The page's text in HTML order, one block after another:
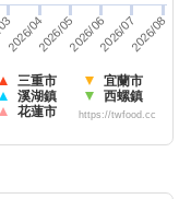
三重市
宜蘭市
溪湖鎮
西螺鎮
花蓮市
2026/042026/052026/062026/072026/08
https://twfood.cc